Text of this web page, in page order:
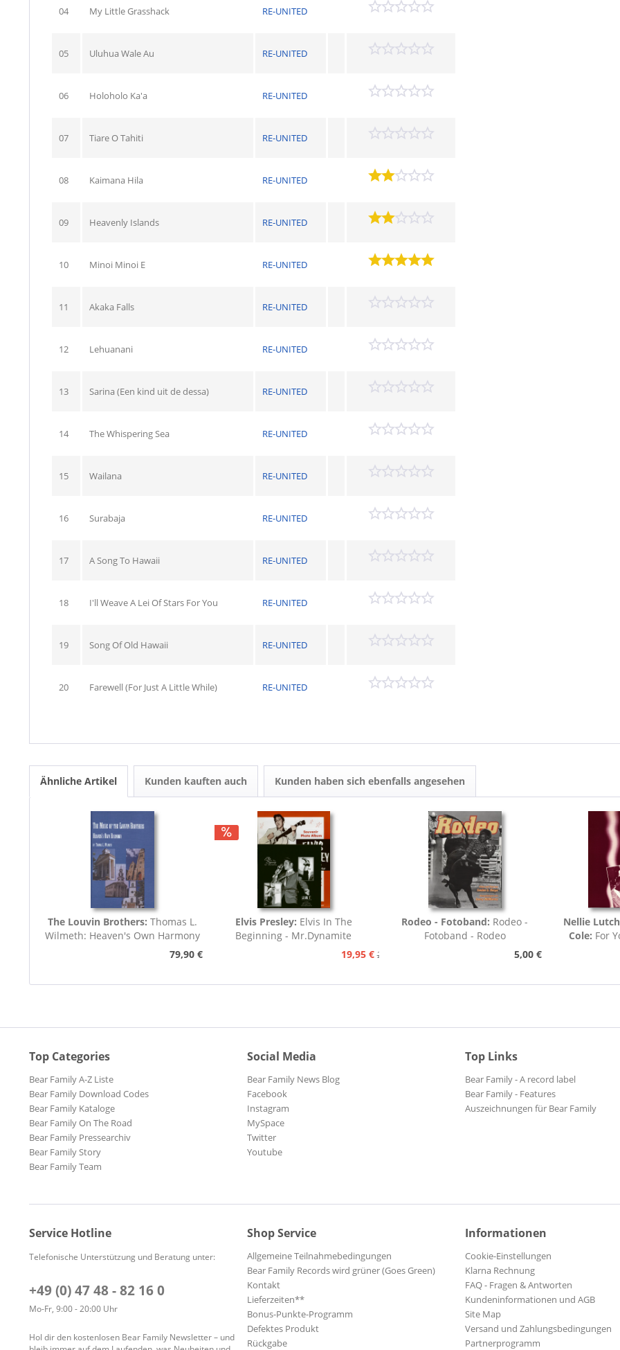
04 My Little Grasshack RE-UNITED
05 Uluhua Wale Au RE-UNITED
06 Holoholo Ka'a RE-UNITED
07 Tiare O Tahiti RE-UNITED
08 Kaimana Hila RE-UNITED
09 Heavenly Islands RE-UNITED
10 Minoi Minoi E RE-UNITED
11 Akaka Falls RE-UNITED
12 Lehuanani RE-UNITED
13 Sarina (Een kind uit de dessa) RE-UNITED
14 The Whispering Sea RE-UNITED
15 Wailana RE-UNITED
16 Surabaja RE-UNITED
17 A Song To Hawaii RE-UNITED
18 I'll Weave A Lei Of Stars For You RE-UNITED
19 Song Of Old Hawaii RE-UNITED
20 Farewell (For Just A Little While) RE-UNITED
Ähnliche Artikel Kunden kauften auch Kunden haben sich ebenfalls angesehen
The Louvin Brothers: Thomas L.
Wilmeth: Heaven's Own Harmony
79,90 €
Elvis Presley: Elvis In The
Beginning - Mr.Dynamite
19,95 € 24,95 €
Rodeo - Fotoband: Rodeo -
Fotoband - Rodeo
5,00 €
Nellie
Cole: For
Top Categories
Bear Family A-Z Liste
Bear Family Download Codes
Bear Family Kataloge
Bear Family On The Road
Bear Family Pressearchiv
Bear Family Story
Bear Family Team
Social Media
Bear Family News Blog
Facebook
Instagram
MySpace
Twitter
Youtube
Top Links
Bear Family - A record label
Bear Family - Features
Auszeichnungen für Bear Family
Service Hotline
Telefonische Unterstützung und Beratung unter:
+49 (0) 47 48 - 82 16 0
Mo-Fr, 9:00 - 20:00 Uhr
Hol dir den kostenlosen Bear Family Newsletter – und
Shop Service
Allgemeine Teilnahmebedingungen
Bear Family Records wird grüner (Goes Green)
Kontakt
Lieferzeiten**
Bonus-Punkte-Programm
Defektes Produkt
Rückgabe
Informationen
Cookie-Einstellungen
Klarna Rechnung
FAQ - Fragen & Antworten
Kundeninformationen und AGB
Site Map
Versand und Zahlungsbedingungen
Partnerprogramm